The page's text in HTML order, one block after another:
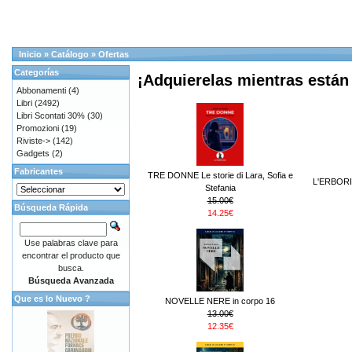
Inicio » Catálogo » Ofertas
¡Adquierelas mientras
TRE DONNE Le storie di Lara, Sofia e
Stefania
15.00€
14.25€
NOVELLE NERE in corpo 16
13.00€
12.35€
Categorías
Abbonamenti (4)
Libri (2492)
Libri Scontati 30% (30)
Promozioni (19)
Riviste-> (142)
Gadgets (2)
Fabricantes
Búsqueda Rápida
Use palabras clave para
encontrar el producto que
busca.
Búsqueda Avanzada
Que es lo Nuevo ?